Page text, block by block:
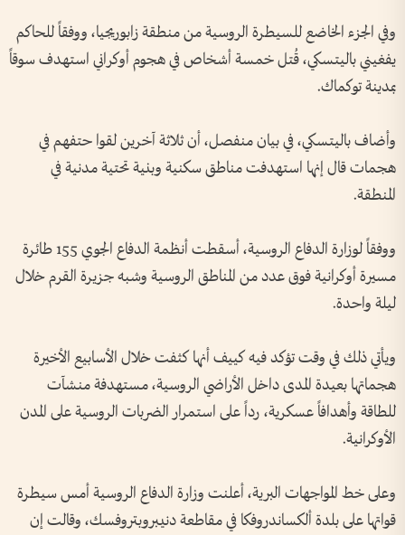
وفي الجزء الخاضع للسيطرة الروسية من منطقة زابوريجيا، ووفقاً للحاكم
يفغيني باليتسكي، قُتل خمسة أشخاص في هجوم أوكراني استهدف سوقاً
بمدينة توكماك.
وأضاف باليتسكي، في بيان منفصل، أن ثلاثة آخرين لقوا حتفهم في
هجمات قال إنها استهدفت مناطق سكنية وبنية تحتية مدنية في
المنطقة.
ووفقاً لوزارة الدفاع الروسية، أسقطت أنظمة الدفاع الجوي 155 طائرة
مسيرة أوكرانية فوق عدد من المناطق الروسية وشبه جزيرة القرم خلال
ليلة واحدة.
ويأتي ذلك في وقت تؤكد فيه كييف أنها كثفت خلال الأسابيع الأخيرة
هجماتها بعيدة المدى داخل الأراضي الروسية، مستهدفة منشآت
للطاقة وأهدافاً عسكرية، رداً على استمرار الضربات الروسية على المدن
الأوكرانية.
وعلى خط المواجهات البرية، أعلنت وزارة الدفاع الروسية أمس سيطرة
قواتها على بلدة ألكساندروفكا في مقاطعة دنيبروبتروفسك، وقالت إن